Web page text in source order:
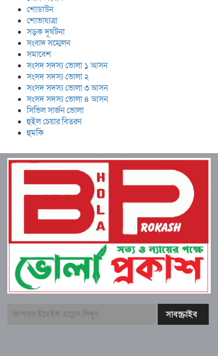
শোডাউন
শোভাযাত্রা
সড়ক দূর্ঘটনা
সংবাদ সম্মেলন
সমাবেশ
সংসদ সদস্য ভোলা ১ আসন
সংসদ সদস্য ভোলা ২
সংসদ সদস্য ভোলা ৩ আসন
সংসদ সদস্য ভোলা ৪ আসন
সিভিল সার্জন ভোলা
হুইল চেয়ার বিতরণ
হুমকি